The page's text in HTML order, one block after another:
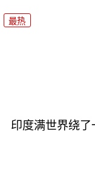
最热
印度满世界绕了